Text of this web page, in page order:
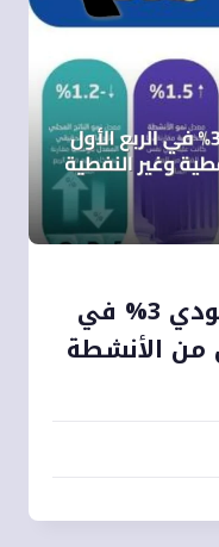
نمو الناتج المحلي السعودي 3% في
من الأنشطة